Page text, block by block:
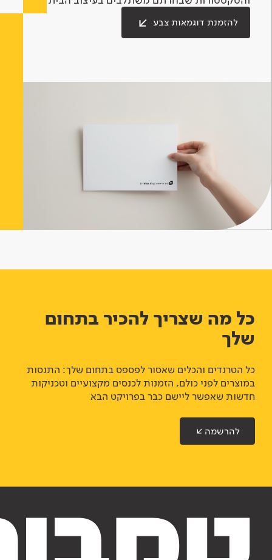
להזמנת דוגמאות צבע
כל מה שצריך להכיר בתחום
שלך
כל הטרנדים והכלים שאסור לפספס בתחום שלך: התנסות
במוצרים לפני כולם, הזמנות לכנסים מקצועיים וטכניקות
חדשות שאפשר ליישם כבר בפרויקט הבא
להרשמה